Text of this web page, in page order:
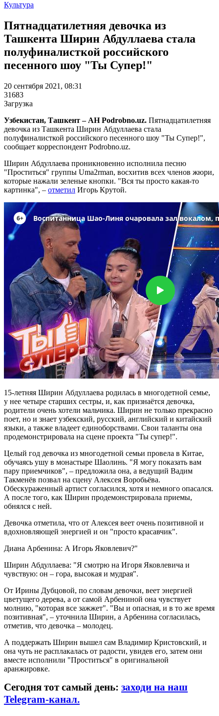
Культура
Пятнадцатилетняя девочка из
Ташкента Ширин Абдуллаева стала
полуфиналисткой российского
песенного шоу "Ты Супер!"
20 сентября 2021, 08:31
31683
Загрузка
Узбекистан, Ташкент – АН Podrobno.uz. Пятнадцатилетняя
девочка из Ташкента Ширин Абдуллаева стала
полуфиналисткой российского песенного шоу "Ты Супер!",
сообщает корреспондент Podrobno.uz.
Ширин Абдуллаева проникновенно исполнила песню
"Проститься" группы Uma2rman, восхитив всех членов жюри,
которые нажали зеленые кнопки. "Вся ты просто какая-то
картинка", – отметил Игорь Крутой.
15-летняя Ширин Абдуллаева родилась в многодетной семье,
у нее четыре старших сестры, и, как признаётся девочка,
родители очень хотели мальчика. Ширин не только прекрасно
поет, но и знает узбекский, русский, английский и китайский
языки, а также владеет единоборствами. Свои таланты она
продемонстрировала на сцене проекта "Ты супер!".
Целый год девочка из многодетной семьи провела в Китае,
обучаясь ушу в монастыре Шаолинь. "Я могу показать вам
пару приемчиков", – предложила она, а ведущий Вадим
Такменёв позвал на сцену Алексея Воробьёва.
Обескураженный артист согласился, хотя и немного опасался.
А после того, как Ширин продемонстрировала приемы,
обнялся с ней.
Девочка отметила, что от Алексея веет очень позитивной и
вдохновляющей энергией и он "просто красавчик".
Диана Арбенина: А Игорь Яковлевич?"
Ширин Абдуллаева: "Я смотрю на Игоря Яковлевича и
чувствую: он – гора, высокая и мудрая".
От Ирины Дубцовой, по словам девочки, веет энергией
цветущего дерева, а от самой Арбениной она чувствует
молнию, "которая все зажжет". "Вы и опасная, и в то же время
позитивная", – уточнила Ширин, а Арбенина согласилась,
отметив, что девочка – молодец.
А поддержать Ширин вышел сам Владимир Кристовский, и
она чуть не расплакалась от радости, увидев его, затем они
вместе исполнили "Проститься" в оригинальной
аранжировке.
Сегодня тот самый день: заходи на наш
Telegram-канал.